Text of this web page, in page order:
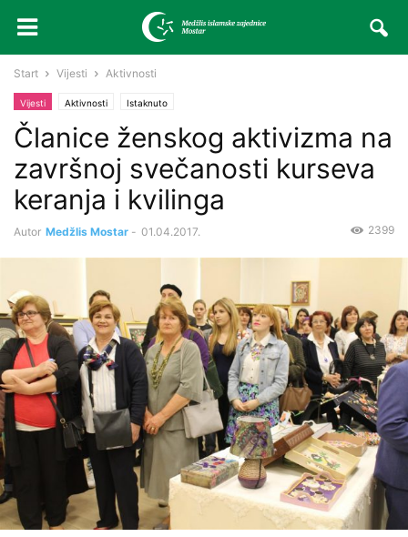
Start Vijesti Aktivnosti
Vijesti Aktivnosti Istaknuto
Članice ženskog aktivizma na
završnoj svečanosti kurseva
keranja i kvilinga
Autor Medžlis Mostar - 01.04.2017. 2399